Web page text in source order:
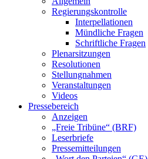
Regierungskontrolle
Interpellationen
Mündliche Fragen
Schriftliche Fragen
Plenarsitzungen
Resolutionen
Stellungnahmen
Veranstaltungen
Videos
Pressebereich
Anzeigen
„Freie Tribüne“ (BRF)
Leserbriefe
Pressemitteilungen